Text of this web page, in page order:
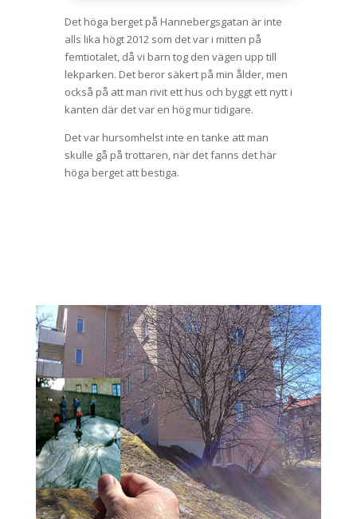
Det höga berget på Hannebergsgatan är inte
alls lika högt 2012 som det var i mitten på
femtiotalet, då vi barn tog den vägen upp till
lekparken. Det beror säkert på min ålder, men
också på att man rivit ett hus och byggt ett nytt i
kanten där det var en hög mur tidigare.
Det var hursomhelst inte en tanke att man
skulle gå på trottaren, när det fanns det här
höga berget att bestiga.